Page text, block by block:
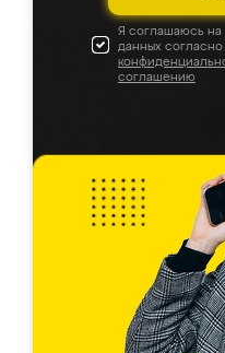
Я соглашаюсь на
данных согласно
соглашению